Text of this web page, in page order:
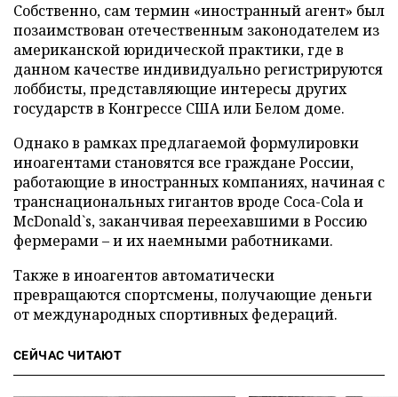
Собственно, сам термин «иностранный агент» был
позаимствован отечественным законодателем из
американской юридической практики, где в
данном качестве индивидуально регистрируются
лоббисты, представляющие интересы других
государств в Конгрессе США или Белом доме.
Однако в рамках предлагаемой формулировки
иноагентами становятся все граждане России,
работающие в иностранных компаниях, начиная с
транснациональных гигантов вроде Coca-Cola и
McDonald`s, заканчивая переехавшими в Россию
фермерами – и их наемными работниками.
Также в иноагентов автоматически
превращаются спортсмены, получающие деньги
от международных спортивных федераций.
СЕЙЧАС ЧИТАЮТ